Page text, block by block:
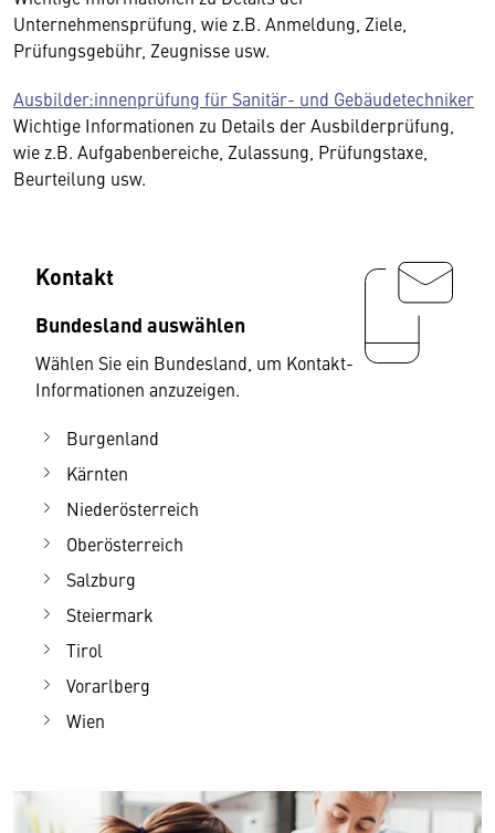
Unternehmensprüfung, wie z.B. Anmeldung, Ziele,
Prüfungsgebühr, Zeugnisse usw.
Ausbilder:innenprüfung für Sanitär- und Gebäudetechniker
Wichtige Informationen zu Details der Ausbilderprüfung,
wie z.B. Aufgabenbereiche, Zulassung, Prüfungstaxe,
Beurteilung usw.
Kontakt
Bundesland auswählen
Wählen Sie ein Bundesland, um Kontakt-
Informationen anzuzeigen.
Burgenland
Kärnten
Niederösterreich
Oberösterreich
Salzburg
Steiermark
Tirol
Vorarlberg
Wien